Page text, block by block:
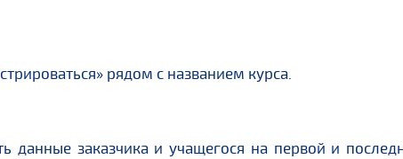
рядом с названием курса.
данные заказчика и учащегося на первой и